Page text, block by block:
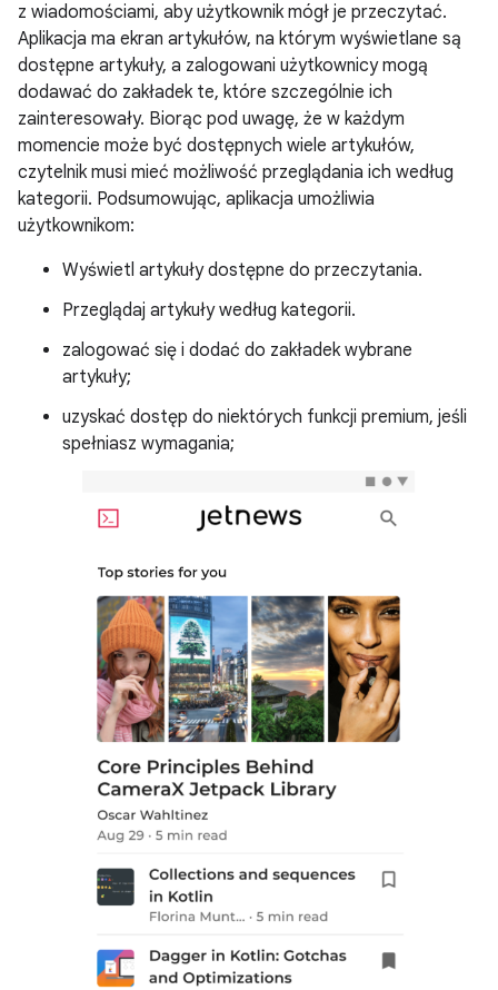
z wiadomościami, aby użytkownik mógł je przeczytać.
Aplikacja ma ekran artykułów, na którym wyświetlane są
dostępne artykuły, a zalogowani użytkownicy mogą
dodawać do zakładek te, które szczególnie ich
zainteresowały. Biorąc pod uwagę, że w każdym
momencie może być dostępnych wiele artykułów,
czytelnik musi mieć możliwość przeglądania ich według
kategorii. Podsumowując, aplikacja umożliwia
użytkownikom:
Wyświetl artykuły dostępne do przeczytania.
Przeglądaj artykuły według kategorii.
zalogować się i dodać do zakładek wybrane
artykuły;
uzyskać dostęp do niektórych funkcji premium, jeśli
spełniasz wymagania;